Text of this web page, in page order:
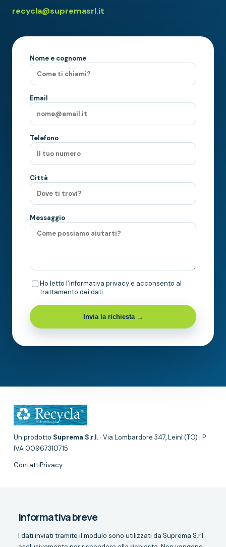
recycla@supremasrl.it
Nome e cognome
Email
Telefono
Città
Messaggio
Ho letto l’informativa privacy e acconsento al
trattamento dei dati.
Invia la richiesta →
Un prodotto Suprema S.r.l.· Via Lombardore 347, Leinì (TO) · P.
IVA 00967310715
ContattiPrivacy
Informativa breve
I dati inviati tramite il modulo sono utilizzati da Suprema S.r.l.